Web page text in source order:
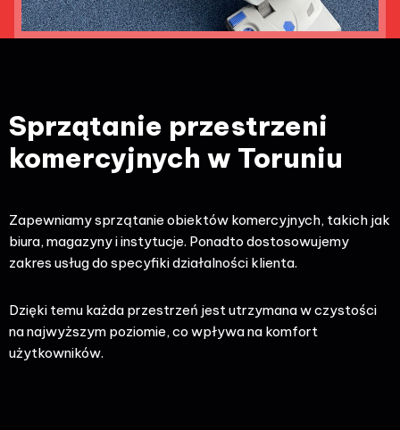
Sprzątanie przestrzeni
komercyjnych w Toruniu
Zapewniamy sprzątanie obiektów komercyjnych, takich jak
biura, magazyny i instytucje. Ponadto dostosowujemy
zakres usług do specyfiki działalności klienta.
Dzięki temu każda przestrzeń jest utrzymana w czystości
na najwyższym poziomie, co wpływa na komfort
użytkowników.